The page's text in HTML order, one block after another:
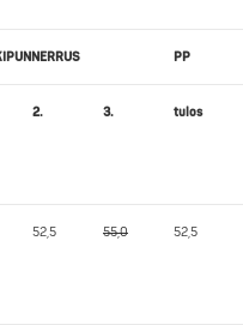
PP
2. 3. tulos
52,5 55,0 52,5